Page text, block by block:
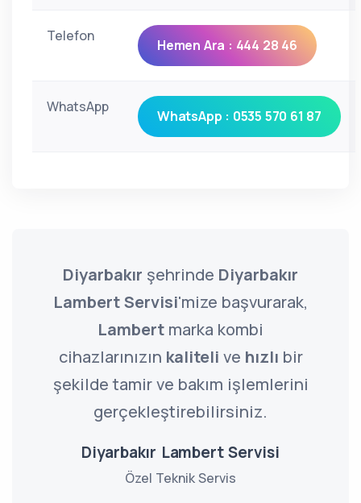
Telefon
Hemen Ara : 444 28 46
WhatsApp
WhatsApp : 0535 570 61 87
Diyarbakır şehrinde Diyarbakır
Lambert Servisi'mize başvurarak,
Lambert marka kombi
cihazlarınızın kaliteli ve hızlı bir
şekilde tamir ve bakım işlemlerini
gerçekleştirebilirsiniz.
Diyarbakır Lambert Servisi
Özel Teknik Servis